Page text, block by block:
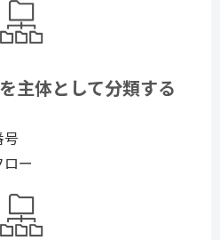
主体として分類する
号
ー